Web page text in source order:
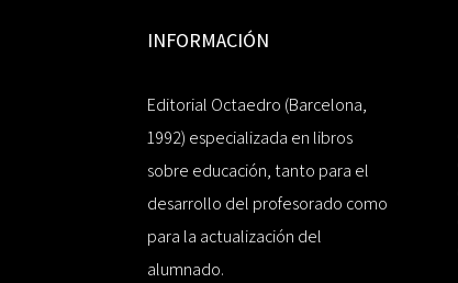
INFORMACIÓN
Editorial Octaedro (Barcelona,
1992) especializada en libros
sobre educación, tanto para el
desarrollo del profesorado como
para la actualización del
alumnado.